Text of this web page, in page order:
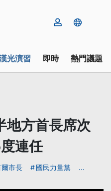
光演習 即時 熱門議題
地方首長席次
連任
爾市長 國民力量黨 ...